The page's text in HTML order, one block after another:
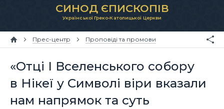
СИНОД ЄПИСКОПІВ
Української Греко-Католицької Церкви
Прес-центр Проповіді та промови
«Отці І Вселенського собору
в Нікеї у Символі віри вказали
нам напрямок та суть